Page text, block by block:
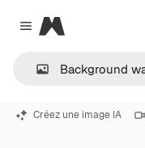
Close menu
Magnific
Créez une image IA